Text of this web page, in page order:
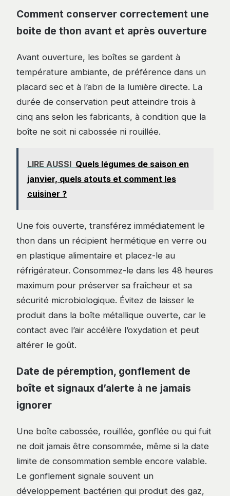
Comment conserver correctement une
boite de thon avant et après ouverture
Avant ouverture, les boîtes se gardent à
température ambiante, de préférence dans un
placard sec et à l’abri de la lumière directe. La
durée de conservation peut atteindre trois à
cinq ans selon les fabricants, à condition que la
boîte ne soit ni cabossée ni rouillée.
LIRE AUSSI Quels légumes de saison en
janvier, quels atouts et comment les
cuisiner ?
Une fois ouverte, transférez immédiatement le
thon dans un récipient hermétique en verre ou
en plastique alimentaire et placez-le au
réfrigérateur. Consommez-le dans les 48 heures
maximum pour préserver sa fraîcheur et sa
sécurité microbiologique. Évitez de laisser le
produit dans la boîte métallique ouverte, car le
contact avec l’air accélère l’oxydation et peut
altérer le goût.
Date de péremption, gonflement de
boîte et signaux d’alerte à ne jamais
ignorer
Une boîte cabossée, rouillée, gonflée ou qui fuit
ne doit jamais être consommée, même si la date
limite de consommation semble encore valable.
Le gonflement signale souvent un
développement bactérien qui produit des gaz,